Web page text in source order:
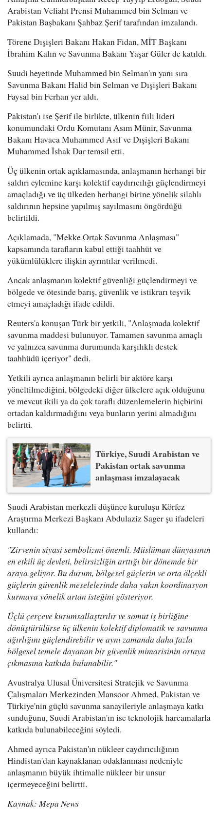
Arabistan Veliaht Prensi Muhammed bin Selman ve
Pakistan Başbakanı Şahbaz Şerif tarafından imzalandı.
Törene Dışişleri Bakanı Hakan Fidan, MİT Başkanı
İbrahim Kalın ve Savunma Bakanı Yaşar Güler de katıldı.
Suudi heyetinde Muhammed bin Selman'ın yanı sıra
Savunma Bakanı Halid bin Selman ve Dışişleri Bakanı
Faysal bin Ferhan yer aldı.
Pakistan'ı ise Şerif ile birlikte, ülkenin fiili lideri
konumundaki Ordu Komutanı Asım Münir, Savunma
Bakanı Havaca Muhammed Asıf ve Dışişleri Bakanı
Muhammed İshak Dar temsil etti.
Üç ülkenin ortak açıklamasında, anlaşmanın herhangi bir
saldırı eylemine karşı kolektif caydırıcılığı güçlendirmeyi
amaçladığı ve üç ülkeden herhangi birine yönelik silahlı
saldırının hepsine yapılmış sayılmasını öngördüğü
belirtildi.
Açıklamada, "Mekke Ortak Savunma Anlaşması"
kapsamında tarafların kabul ettiği taahhüt ve
yükümlülüklere ilişkin ayrıntılar verilmedi.
Ancak anlaşmanın kolektif güvenliği güçlendirmeyi ve
bölgede ve ötesinde barış, güvenlik ve istikrarı teşvik
etmeyi amaçladığı ifade edildi.
Reuters'a konuşan Türk bir yetkili, "Anlaşmada kolektif
savunma maddesi bulunuyor. Tamamen savunma amaçlı
ve yalnızca savunma durumunda karşılıklı destek
taahhüdü içeriyor" dedi.
Yetkili ayrıca anlaşmanın belirli bir aktöre karşı
yöneltilmediğini, bölgedeki diğer ülkelere açık olduğunu
ve mevcut ikili ya da çok taraflı düzenlemelerin hiçbirini
ortadan kaldırmadığını veya bunların yerini almadığını
belirtti.
Türkiye, Suudi Arabistan ve
Pakistan ortak savunma
anlaşması imzalayacak
Suudi Arabistan merkezli düşünce kuruluşu Körfez
Araştırma Merkezi Başkanı Abdulaziz Sager şu ifadeleri
kullandı:
"Zirvenin siyasi sembolizmi önemli. Müslüman dünyasının
en etkili üç devleti, belirsizliğin arttığı bir dönemde bir
araya geliyor. Bu durum, bölgesel güçlerin ve orta ölçekli
güçlerin güvenlik meselelerinde daha yakın koordinasyon
kurmaya yönelik artan isteğini gösteriyor.
Üçlü çerçeve kurumsallaştırılır ve somut iş birliğine
dönüştürülürse üç ülkenin kolektif diplomatik ve savunma
ağırlığını güçlendirebilir ve aynı zamanda daha fazla
bölgesel temele dayanan bir güvenlik mimarisinin ortaya
çıkmasına katkıda bulunabilir."
Avustralya Ulusal Üniversitesi Stratejik ve Savunma
Çalışmaları Merkezinden Mansoor Ahmed, Pakistan ve
Türkiye'nin güçlü savunma sanayileriyle anlaşmaya katkı
sunduğunu, Suudi Arabistan'ın ise teknolojik harcamalarla
katkıda bulunabileceğini söyledi.
Ahmed ayrıca Pakistan'ın nükleer caydırıcılığının
Hindistan'dan kaynaklanan odaklanması nedeniyle
anlaşmanın büyük ihtimalle nükleer bir unsur
içermeyeceğini belirtti.
Kaynak: Mepa News